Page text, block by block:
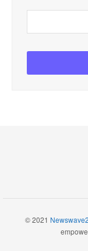
© 2021